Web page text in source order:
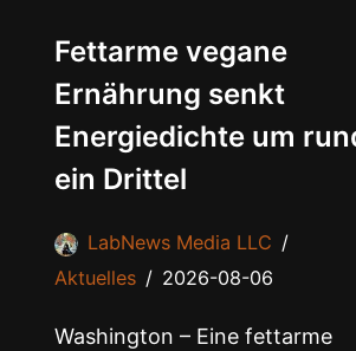
Fettarme vegane
Ernährung senkt
Energiedichte um
ein Drittel
LabNews Media LLC
Aktuelles
2026-08-06
Washington – Eine fettarme